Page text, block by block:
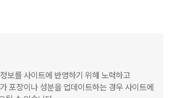
보를 사이트에 반영하기 위해 노력하고
포장이나 성분을 업데이트하는 경우 사이트에